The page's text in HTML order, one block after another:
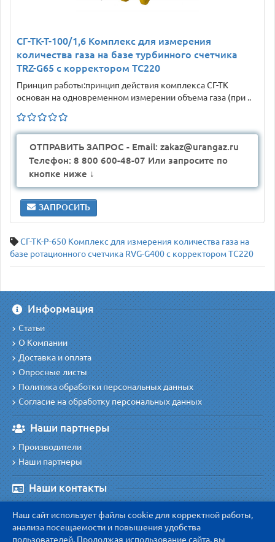
СГ-ТК-Т-100/1,6 Комплекс для измерения
количества газа на базе турбинного счетчика
TRZ-G65 с корректором ТС220
Принцип работы:принцип действия комплекса СГ-ТК
основан на одновременном измерении объема газа (при ..
ОТПРАВИТЬ ЗАПРОС - Email: zakaz@urangaz.ru
Телефон: 8 800 600-48-07 Или запросите по
кнопке ниже ↓
ЗАПРОСИТЬ
СГ-ТК-Р-650 Комплекс для измерения количества газа на
базе ротационного счетчика RVG-G400 с корректором ТС220
Информация
Статьи
О Компании
Доставка и оплата
Опросные листы
Политика обработки персональных данных
Согласие на обработку персональных данных
Наши партнеры
Производители
Наши партнеры
Наши контакты
410038 г. Саратов, ул. Симбирская 154А, офис 45/1
Наш телефон:
Наш сайт использует файлы cookie для корректной работы,
анализа посещаемости и повышения удобства
пользователей. Продолжая использование сайта, вы